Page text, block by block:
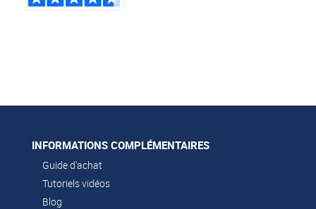
KONI (1)
INFORMATIONS COMPLÉMENTAIRES
Guide d'achat
Tutoriels vidéos
Blog